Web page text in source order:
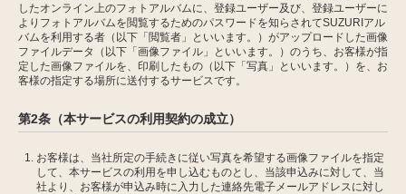
したオンライン上のフォトアルバムに、登録ユーザー及び、登録ユーザーに
よりフォトアルバムを閲覧するためのパスワードを知らされてSUZURIアル
バムを利用する者（以下「閲覧者」といいます。）がアップロードした画像
ファイルデータ（以下「画像ファイル」といいます。）のうち、お客様が指
定した画像ファイルを、印刷したもの（以下「写真」といいます。）を、お
客様の指定する場所に送付するサービスです。
第2条（本サービスの利用契約の成立）
お客様は、当社所定の手続きに従い写真を希望する画像ファイルを指定
して、本サービスの利用を申し込むものとし、当該申込みに対して、当
社より、お客様が申込み時に入力した連絡先電子メールアドレスに対し